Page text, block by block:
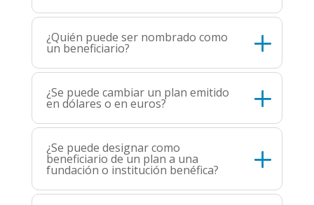
¿Quién puede ser nombrado como
un beneficiario?
¿Se puede cambiar un plan emitido
en dólares o en euros?
¿Se puede designar como
beneficiario de un plan a una
fundación o institución benéfica?